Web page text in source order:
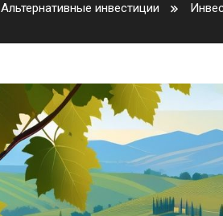
Альтернативные инвестиции